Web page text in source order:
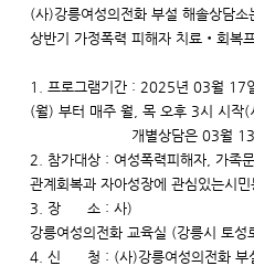
(사)강릉여성의전화 부설 해솔상담
상반기 가정폭력 피해자 치료‧회복
1. 프로그램기간 : 2025년 03월 17
(월) 부터 매주 월, 목 오후 3시 시작(
개별상담은 03월 13일(목
2. 참가대상 : 여성폭력피해자, 가족
관계회복과 자아성장에 관심있는시민
3. 장 소 : 사)
강릉여성의전화 교육실 (강릉시 토
4. 신 청 : (사)강릉여성의전화 부